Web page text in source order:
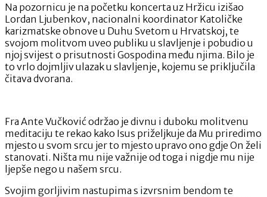
Na pozornicu je na početku koncerta uz Hržicu izišao
Lordan Ljubenkov, nacionalni koordinator Katoličke
karizmatske obnove u Duhu Svetom u Hrvatskoj, te
svojom molitvom uveo publiku u slavljenje i pobudio u
njoj svijest o prisutnosti Gospodina među njima. Bilo je
to vrlo dojmljiv ulazak u slavljenje, kojemu se priključila
čitava dvorana.
Fra Ante Vučković održao je divnu i duboku molitvenu
meditaciju te rekao kako Isus priželjkuje da Mu priredimo
mjesto u svom srcu jer to mjesto upravo ono gdje On želi
stanovati. Ništa mu nije važnije od toga i nigdje mu nije
ljepše nego u našem srcu.
Svojim gorljivim nastupima s izvrsnim bendom te